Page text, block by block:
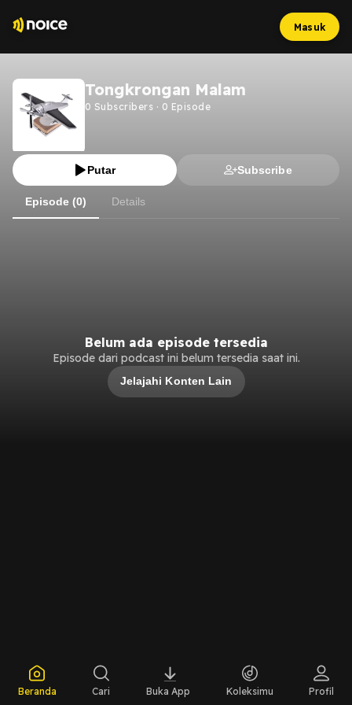
Masuk
Tongkrongan Malam
0 Subscribers · 0 Episode
Putar Subscribe
Episode (0) Details
Belum ada episode tersedia
Episode dari podcast ini belum tersedia saat ini.
Jelajahi Konten Lain
Beranda Cari Buka App Koleksimu Profil